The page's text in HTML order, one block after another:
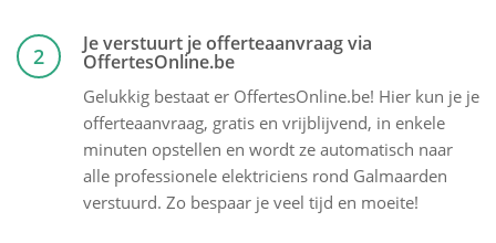
2 Je verstuurt je offerteaanvraag via
OffertesOnline.be
Gelukkig bestaat er OffertesOnline.be! Hier kun je je
offerteaanvraag, gratis en vrijblijvend, in enkele
minuten opstellen en wordt ze automatisch naar
alle professionele elektriciens rond Galmaarden
verstuurd. Zo bespaar je veel tijd en moeite!